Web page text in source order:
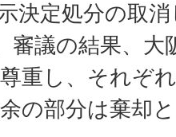
決定処分の取
審議の結果、大
重し、それぞ
の部分は棄却